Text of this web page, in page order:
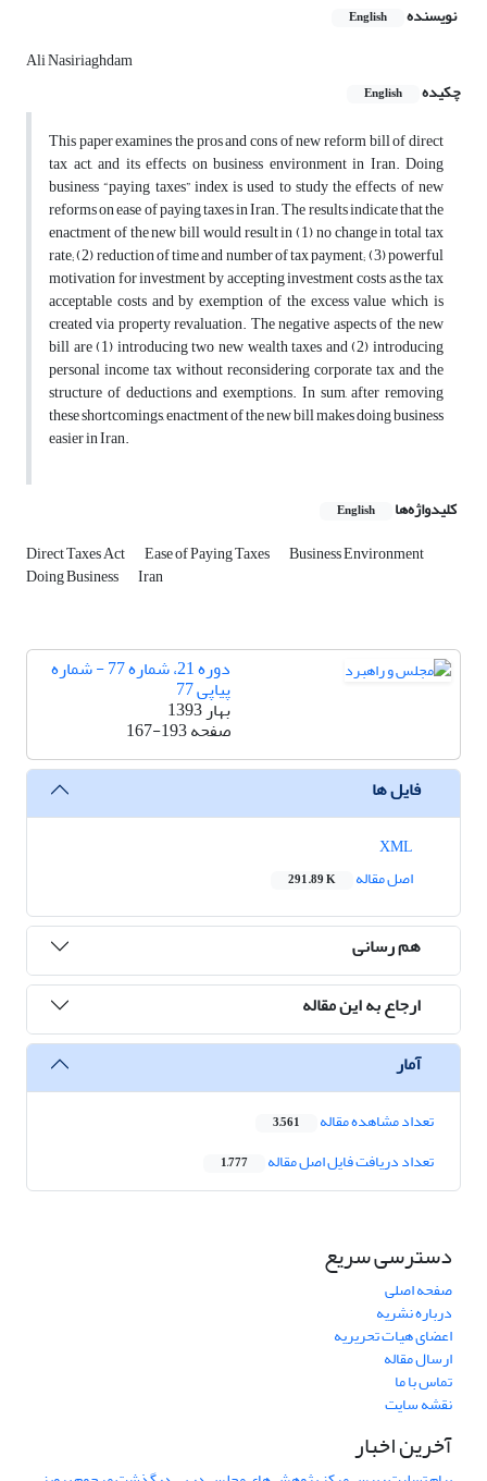
نویسنده English
Ali Nasiriaghdam
چکیده
English
This paper examines the pros and cons of new reform bill of direct
tax act, and its effects on business environment in Iran. Doing
business “paying taxes” index is used to study the effects of new
reforms on ease of paying taxes in Iran. The results indicate that the
enactment of the new bill would result in (1) no change in total tax
rate; (2) reduction of time and number of tax payment; (3) powerful
motivation for investment by accepting investment costs as the tax
acceptable costs and by exemption of the excess value which is
created via property revaluation. The negative aspects of the new
bill are (1) introducing two new wealth taxes and (2) introducing
personal income tax without reconsidering corporate tax and the
structure of deductions and exemptions. In sum, after removing
these shortcomings, enactment of the new bill makes doing business
easier in Iran.
کلیدواژه‌ها English
Direct Taxes Act Ease of Paying Taxes Business Environment
Doing Business Iran
دوره 21، شماره 77 - شماره
پیاپی 77
بهار 1393
صفحه167-193
فایل ها
اصل مقاله
291.89 K
هم رسانی
ارجاع به این مقاله
آمار
تعداد مشاهده مقاله 3,561
تعداد دریافت فایل اصل مقاله 1,777
دسترسی سریع
صفحه اصلی
درباره نشریه
اعضای هیات تحریریه
ارسال مقاله
تماس با ما
نقشه سایت
آخرین اخبار